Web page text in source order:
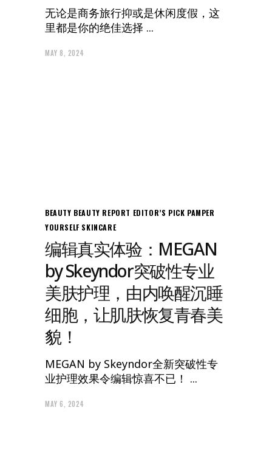
无论是商务旅行抑或是休闲度假，这
里都是你的绝佳选择
MAY 8, 2024
BEAUTY BEAUTY REPORT EDITOR’S PICK PAMPER
YOURSELF SKINCARE
编辑真实体验：MEGAN
by Skeyndor突破性专业
美肤护理，由内唤醒沉睡
细胞，让肌肤恢复青春美
貌！
MEGAN by Skeyndor全新突破性专
业护理效果令编辑惊喜不已！
MAY 6, 2024